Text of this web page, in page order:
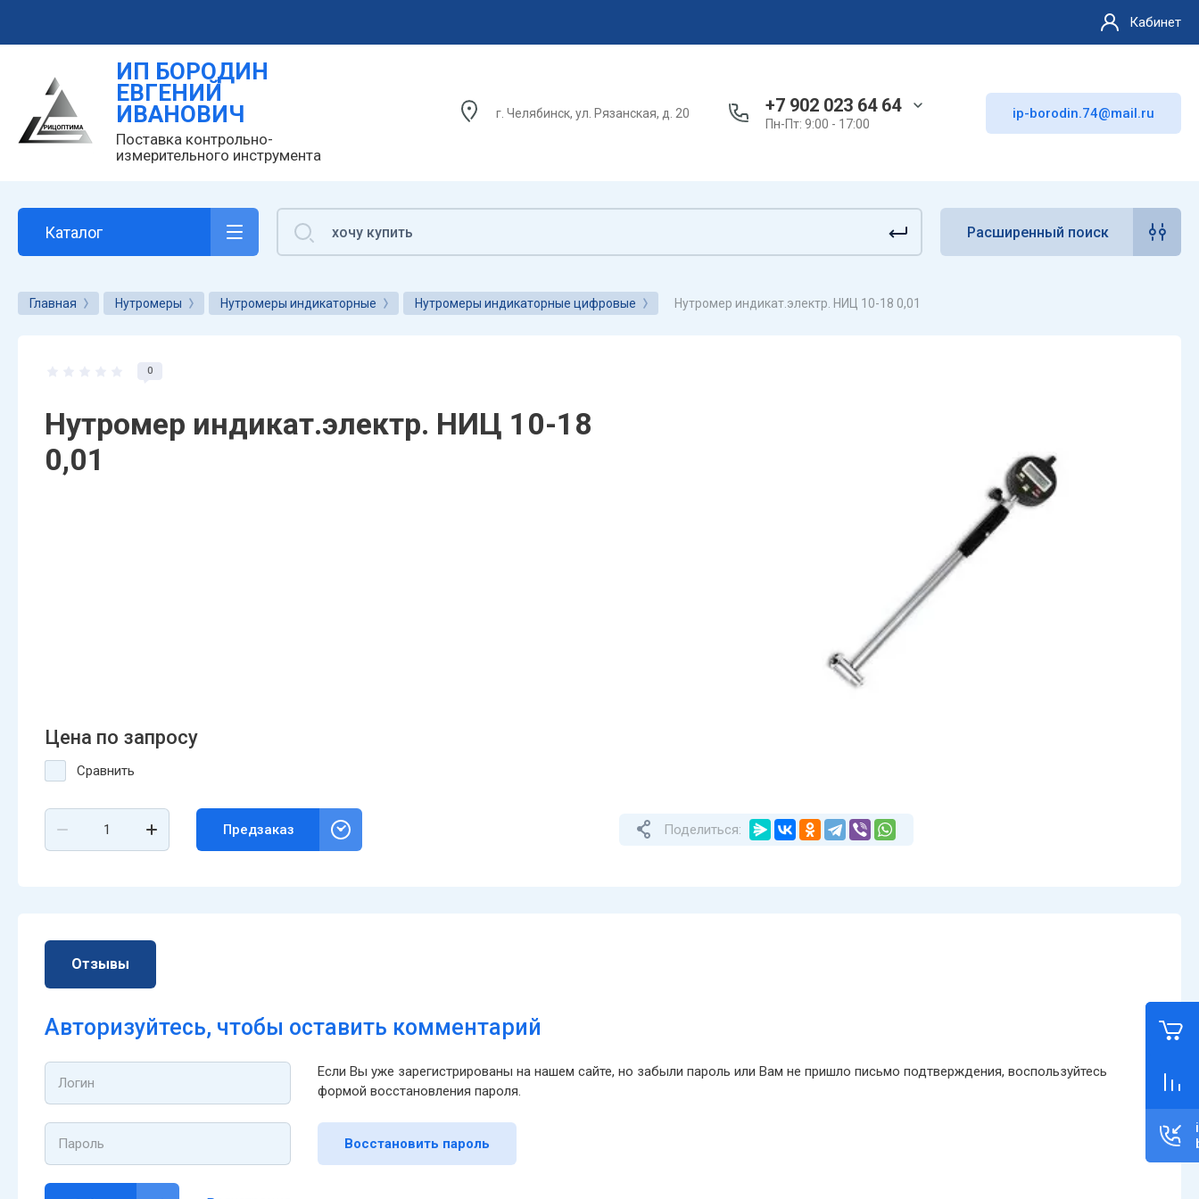
Кабинет
ИП БОРОДИН
ЕВГЕНИЙ
ИВАНОВИЧ
Поставка контрольно-
измерительного инструмента
г. Челябинск, ул. Рязанская, д. 20 +7 902 023 64 64
Пн-Пт: 9:00 - 17:00
ip-borodin.74@mail.ru
Каталог Расширенный поиск
Главная Нутромеры Нутромеры индикаторные Нутромеры индикаторные цифровые Нутромер индикат.электр. НИЦ 10-18 0,01
0
Нутромер индикат.электр. НИЦ 10-18
0,01
Цена по запросу
Сравнить
Предзаказ Поделиться:
Отзывы
Авторизуйтесь, чтобы оставить комментарий
Если Вы уже зарегистрированы на нашем сайте, но забыли пароль или Вам не пришло письмо подтверждения, воспользуйтесь
формой восстановления пароля.
Восстановить пароль